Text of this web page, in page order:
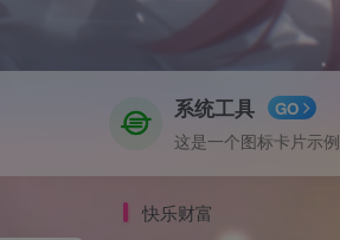
系统工具 GO
这是一个图标卡片示例
快乐财富